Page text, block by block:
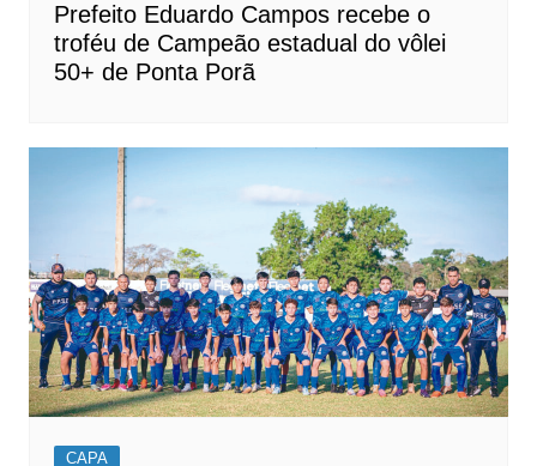
Prefeito Eduardo Campos recebe o
troféu de Campeão estadual do vôlei
50+ de Ponta Porã
CAPA